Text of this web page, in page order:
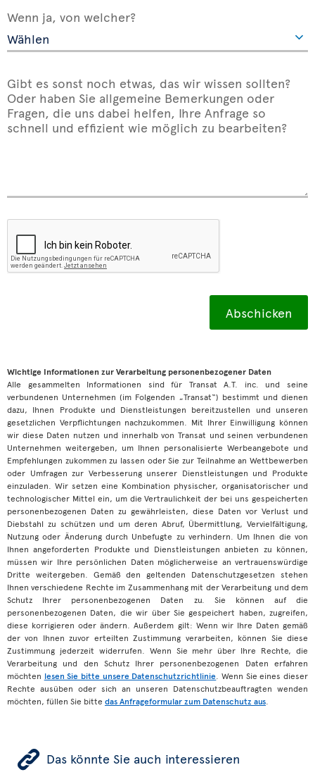
Wenn ja, von welcher?
Gibt es sonst noch etwas, das wir wissen sollten?
Oder haben Sie allgemeine Bemerkungen oder
Fragen, die uns dabei helfen, Ihre Anfrage so
schnell und effizient wie möglich zu bearbeiten?
Wichtige Informationen zur Verarbeitung personenbezogener Daten
Alle gesammelten Informationen sind für Transat A.T. inc. und seine
verbundenen Unternehmen (im Folgenden „Transat“) bestimmt und dienen
dazu, Ihnen Produkte und Dienstleistungen bereitzustellen und unseren
gesetzlichen Verpflichtungen nachzukommen. Mit Ihrer Einwilligung können
wir diese Daten nutzen und innerhalb von Transat und seinen verbundenen
Unternehmen weitergeben, um Ihnen personalisierte Werbeangebote und
Empfehlungen zukommen zu lassen oder Sie zur Teilnahme an Wettbewerben
oder Umfragen zur Verbesserung unserer Dienstleistungen und Produkte
einzuladen. Wir setzen eine Kombination physischer, organisatorischer und
technologischer Mittel ein, um die Vertraulichkeit der bei uns gespeicherten
personenbezogenen Daten zu gewährleisten, diese Daten vor Verlust und
Diebstahl zu schützen und um deren Abruf, Übermittlung, Vervielfältigung,
Nutzung oder Änderung durch Unbefugte zu verhindern. Um Ihnen die von
Ihnen angeforderten Produkte und Dienstleistungen anbieten zu können,
müssen wir Ihre persönlichen Daten möglicherweise an vertrauenswürdige
Dritte weitergeben. Gemäß den geltenden Datenschutzgesetzen stehen
Ihnen verschiedene Rechte im Zusammenhang mit der Verarbeitung und dem
Schutz Ihrer personenbezogenen Daten zu. Sie können auf die
personenbezogenen Daten, die wir über Sie gespeichert haben, zugreifen,
diese korrigieren oder ändern. Außerdem gilt: Wenn wir Ihre Daten gemäß
der von Ihnen zuvor erteilten Zustimmung verarbeiten, können Sie diese
Zustimmung jederzeit widerrufen. Wenn Sie mehr über Ihre Rechte, die
Verarbeitung und den Schutz Ihrer personenbezogenen Daten erfahren
möchten lesen Sie bitte unsere Datenschutzrichtlinie . Wenn Sie eines dieser
Rechte ausüben oder sich an unseren Datenschutzbeauftragten wenden
möchten, füllen Sie bitte das Anfrageformular zum Datenschutz aus
ÿ Das könnte Sie auch interessieren